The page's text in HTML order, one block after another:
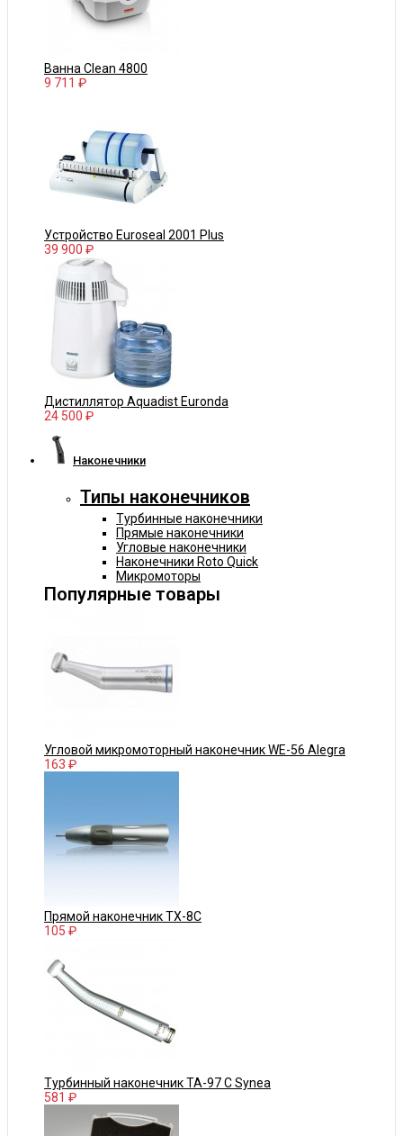
Ванна Clean 4800
9 711 ₽
Устройство Euroseal 2001 Plus
39 900 ₽
Дистиллятор Aquadist Euronda
24 500 ₽
Наконечники
Типы наконечников
Турбинные наконечники
Прямые наконечники
Угловые наконечники
Наконечники Roto Quick
Микромоторы
Популярные товары
Угловой микромоторный наконечник WE-56 Alegra
163 ₽
Прямой наконечник TX-8C
105 ₽
Турбинный наконечник TA-97 C Synea
581 ₽